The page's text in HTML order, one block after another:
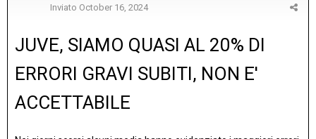
Inviato October 16, 2024
JUVE, SIAMO QUASI AL 20% DI
ERRORI GRAVI SUBITI, NON E'
ACCETTABILE